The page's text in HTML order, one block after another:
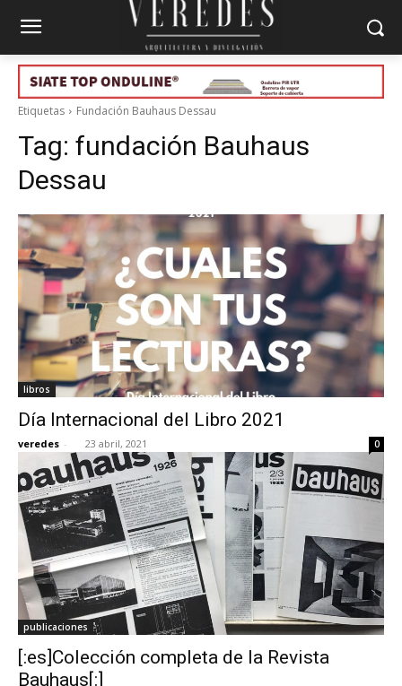
Etiquetas Fundación Bauhaus Dessau
Tag: fundación Bauhaus
Dessau
libros
Día Internacional del Libro 2021
veredes - 23 abril, 2021 0
publicaciones
[:es]Colección completa de la Revista
Bauhaus[:]